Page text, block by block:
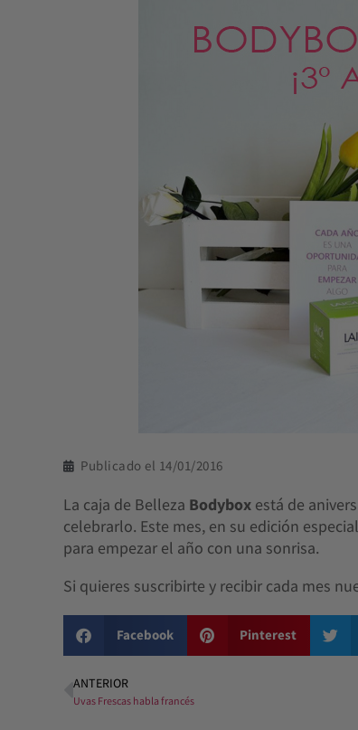
Publicado el 14/01/2016
La caja de Belleza Bodybox está de
celebrarlo. Este mes, en su edición
para empezar el año con una sonrisa.
Si quieres suscribirte y recibir cada mes
Facebook Pinterest
ANTERIOR
Uvas Frescas habla francés